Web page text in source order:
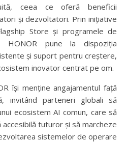
ceea ce oferă beneficii
și dezvoltatori. Prin inițiative
Store și programele de
pune la dispoziția
și suport pentru creștere,
inovator centrat pe om.
își menține angajamentul față
invitând parteneri globali să
ecosistem AI comun, care să
tuturor și să marcheze
sistemelor de operare